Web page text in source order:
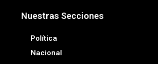
Nuestras Secciones
Política
Nacional